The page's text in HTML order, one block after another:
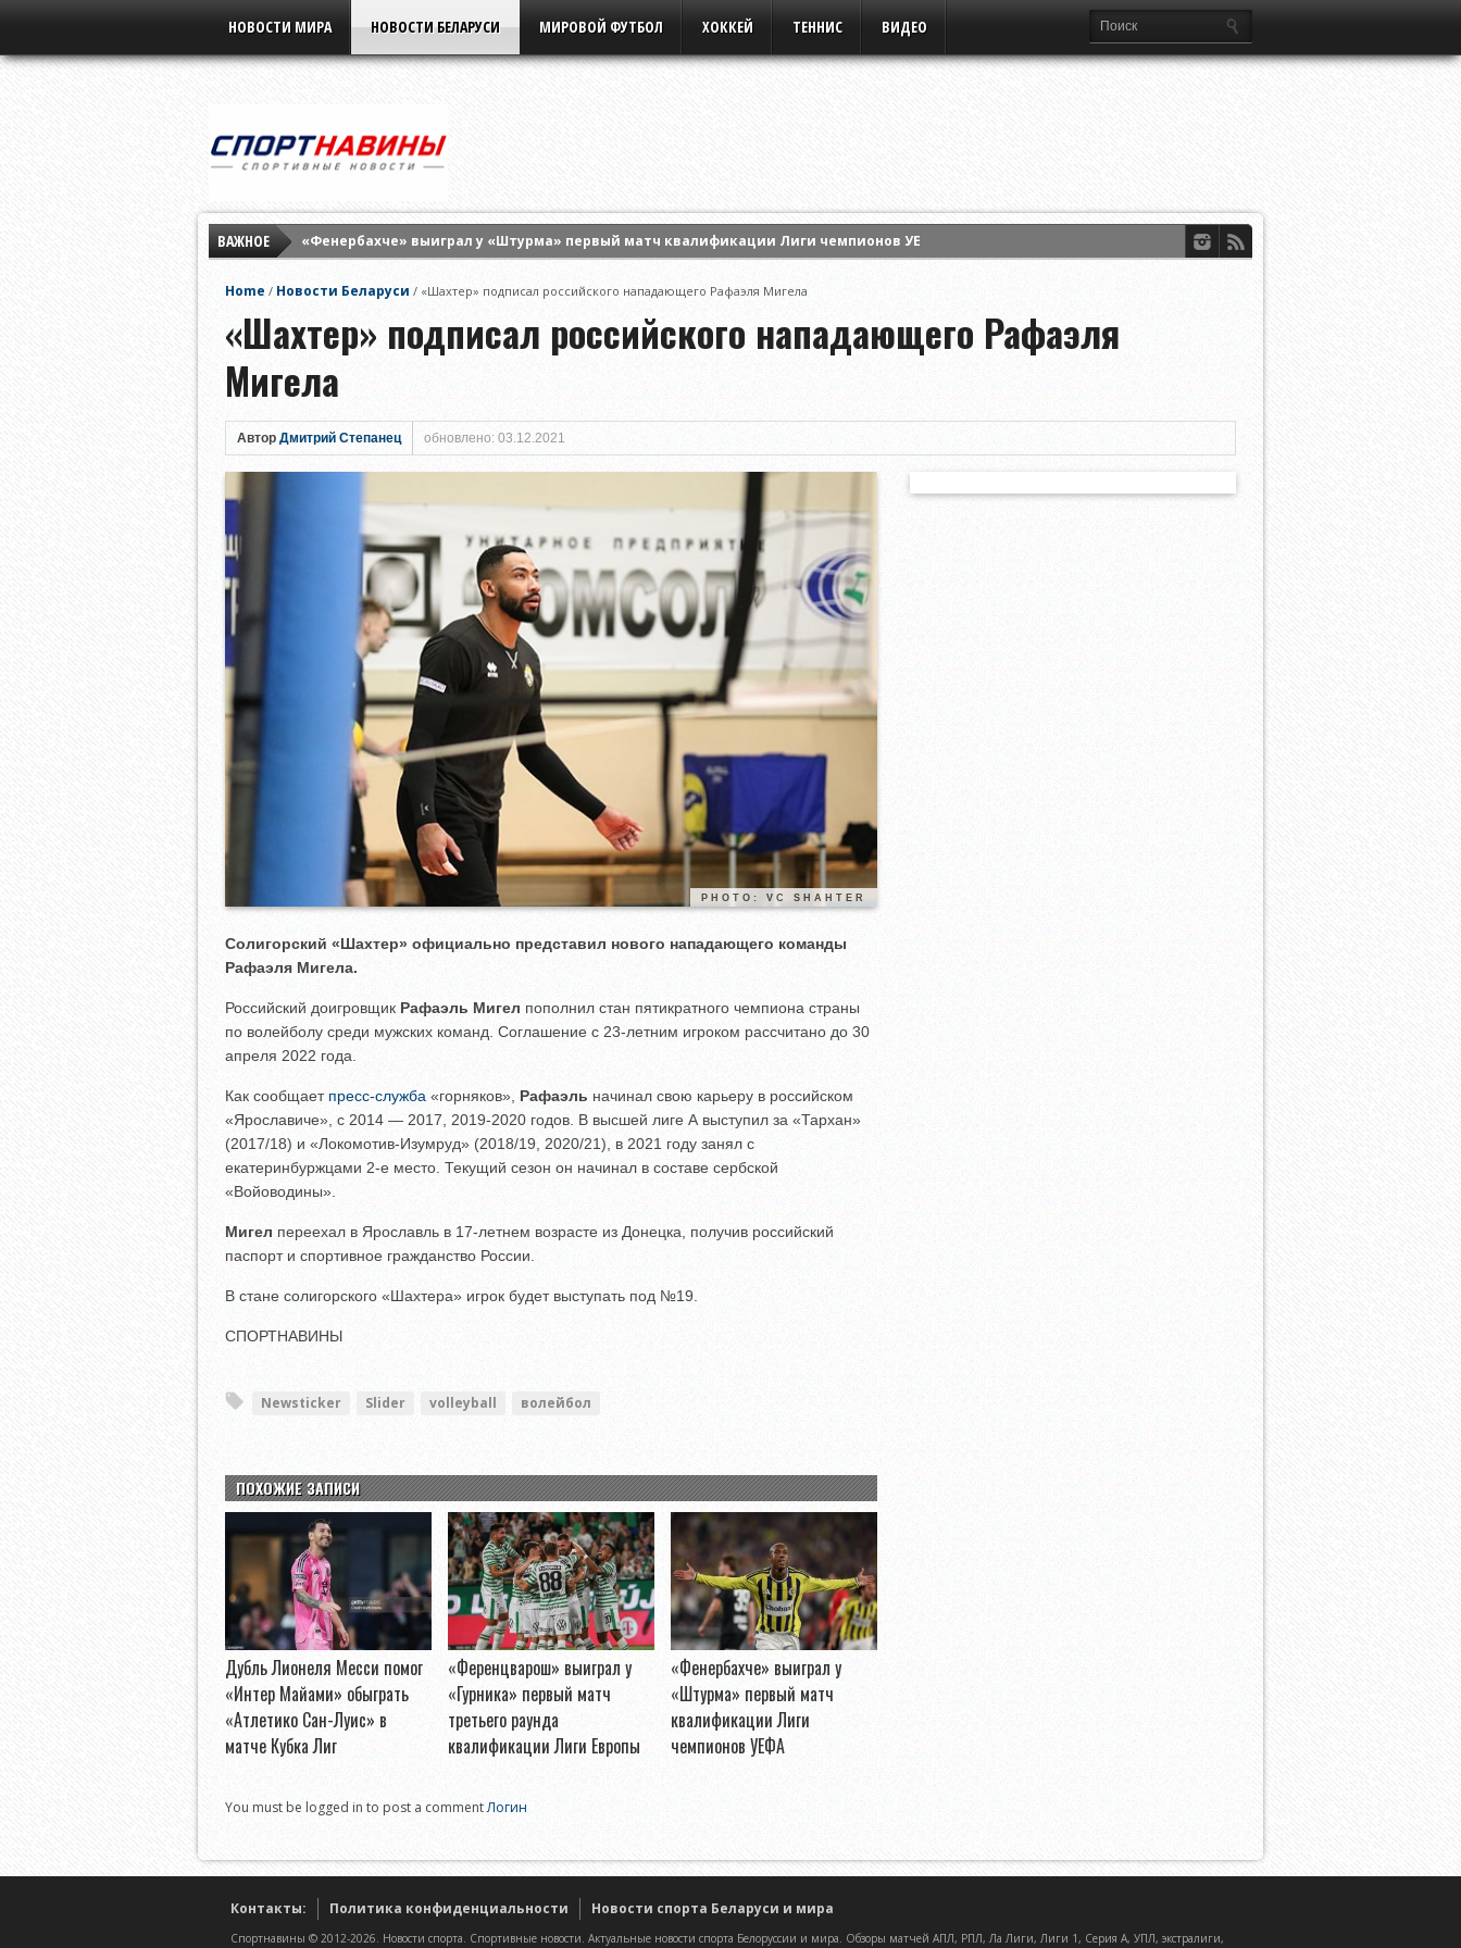
НОВОСТИ МИРА НОВОСТИ БЕЛАРУСИ МИРОВОЙ ФУТБОЛ ХОККЕЙ ТЕННИС ВИДЕО
ВАЖНОЕ
«Фенербахче» выиграл у «Штурма» первый матч квалификации Лиги чемпионов УЕФА
Home / Новости Беларуси / «Шахтер» подписал российского нападающего Рафаэля Мигела
«Шахтер» подписал российского нападающего Рафаэля
Мигела
Автор Дмитрий Степанец обновлено: 03.12.2021
PHOTO: VC SHAHTER
Солигорский «Шахтер» официально представил нового нападающего команды
Рафаэля Мигела.
Российский доигровщик Рафаэль Мигел пополнил стан пятикратного чемпиона страны
по волейболу среди мужских команд. Соглашение с 23-летним игроком рассчитано до 30
апреля 2022 года.
Как сообщает пресс-служба «горняков», Рафаэль начинал свою карьеру в российском
«Ярославиче», с 2014 — 2017, 2019-2020 годов. В высшей лиге А выступил за «Тархан»
(2017/18) и «Локомотив-Изумруд» (2018/19, 2020/21), в 2021 году занял c
екатеринбуржцами 2-е место. Текущий сезон он начинал в составе сербской
«Войоводины».
Мигел переехал в Ярославль в 17-летнем возрасте из Донецка, получив российский
паспорт и спортивное гражданство России.
В стане солигорского «Шахтера» игрок будет выступать под №19.
СПОРТНАВИНЫ
Newsticker Slider volleyball волейбол
ПОХОЖИЕ ЗАПИСИ
Дубль Лионеля Месси помог
«Интер Майами» обыграть
«Атлетико Сан-Луис» в
матче Кубка Лиг
«Ференцварош» выиграл у
«Гурника» первый матч
третьего раунда
квалификации Лиги Европы
«Фенербахче» выиграл у
«Штурма» первый матч
квалификации Лиги
чемпионов УЕФА
You must be logged in to post a commentЛогин
Контакты: Политика конфиденциальности Новости спорта Беларуси и мира
Спортнавины © 2012-2026. Новости спорта. Спортивные новости. Актуальные новости спорта Белоруссии и мира. Обзоры матчей АПЛ, РПЛ, Ла Лиги, Лиги 1, Серия А, УПЛ, экстралиги,